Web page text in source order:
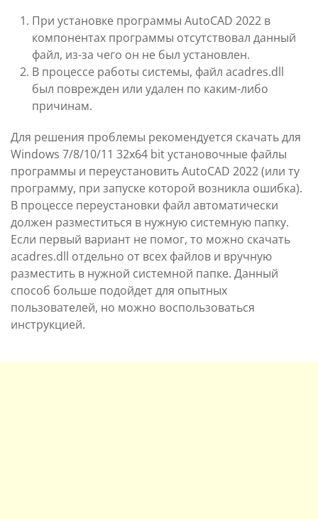
При установке программы AutoCAD 2022 в
компонентах программы отсутствовал данный
файл, из-за чего он не был установлен.
В процессе работы системы, файл acadres.dll
был поврежден или удален по каким-либо
причинам.
Для решения проблемы рекомендуется скачать для
Windows 7/8/10/11 32x64 bit установочные файлы
программы и переустановить AutoCAD 2022 (или ту
программу, при запуске которой возникла ошибка).
В процессе переустановки файл автоматически
должен разместиться в нужную системную папку.
Если первый вариант не помог, то можно скачать
acadres.dll отдельно от всех файлов и вручную
разместить в нужной системной папке. Данный
способ больше подойдет для опытных
пользователей, но можно воспользоваться
инструкцией.